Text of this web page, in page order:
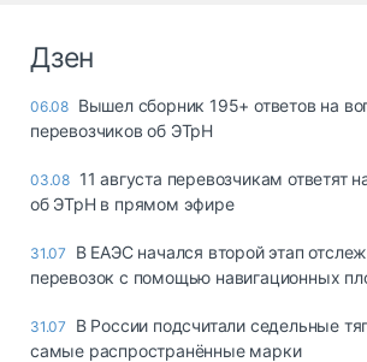
Дзен
06.08 Вышел сборник 195+ ответов на
перевозчиков об ЭТрН
03.08 11 августа перевозчикам ответят
об ЭТрН в прямом эфире
31.07
В ЕАЭС начался второй этап
перевозок с помощью навигационных
31.07
В России подсчитали седельные
самые распространённые марки